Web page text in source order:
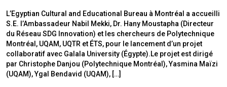
L’Egyptian Cultural and Educational Bureau à Montréal a accueilli
S.E. l’Ambassadeur Nabil Mekki, Dr. Hany Moustapha (Directeur
du Réseau SDG Innovation) et les chercheurs de Polytechnique
Montréal, UQAM, UQTR et ÉTS, pour le lancement d’un projet
collaboratif avec Galala University (Égypte).Le projet est dirigé
par Christophe Danjou (Polytechnique Montréal), Yasmina Maïzi
(UQAM), Ygal Bendavid (UQAM), […]